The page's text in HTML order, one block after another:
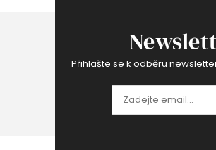
Přihlašte se k odběru